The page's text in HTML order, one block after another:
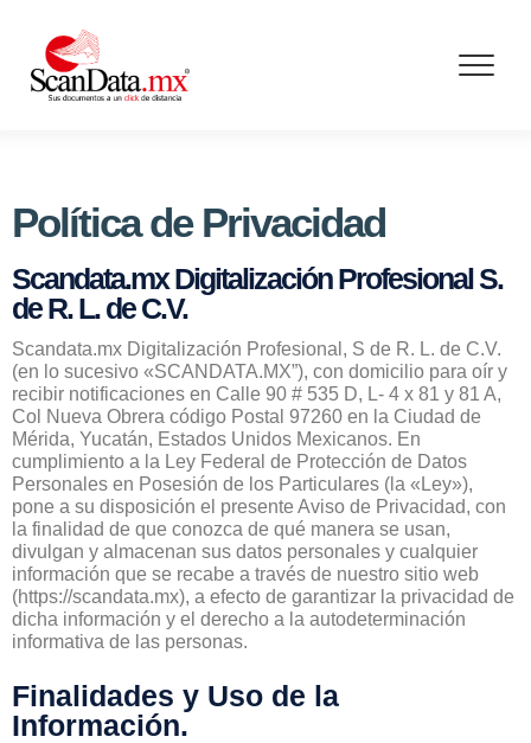
content
Política de Privacidad
Scandata.mx Digitalización Profesional S.
de R. L. de C.V.
Scandata.mx Digitalización Profesional, S de R. L. de C.V.
(en lo sucesivo «SCANDATA.MX”), con domicilio para oír y
recibir notificaciones en Calle 90 # 535 D, L- 4 x 81 y 81 A,
Col Nueva Obrera código Postal 97260 en la Ciudad de
Mérida, Yucatán, Estados Unidos Mexicanos. En
cumplimiento a la Ley Federal de Protección de Datos
Personales en Posesión de los Particulares (la «Ley»),
pone a su disposición el presente Aviso de Privacidad, con
la finalidad de que conozca de qué manera se usan,
divulgan y almacenan sus datos personales y cualquier
información que se recabe a través de nuestro sitio web
(https://scandata.mx), a efecto de garantizar la privacidad de
dicha información y el derecho a la autodeterminación
informativa de las personas.
Finalidades y Uso de la
Información.